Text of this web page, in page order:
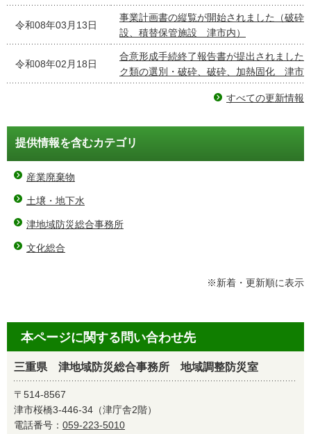
令和08年03月13日
事業計画書の縦覧が開始されました（破砕
設、積替保管施設 津市内）
令和08年02月18日
合意形成手続終了報告書が提出されました
ク類の選別・破砕、破砕、加熱固化 津市
すべての更新情報
提供情報を含むカテゴリ
産業廃棄物
土壌・地下水
津地域防災総合事務所
文化総合
※新着・更新順に表示
本ページに関する問い合わせ先
三重県 津地域防災総合事務所 地域調整防災室
〒514-8567
津市桜橋3-446-34（津庁舎2階）
電話番号： 059-223-5010